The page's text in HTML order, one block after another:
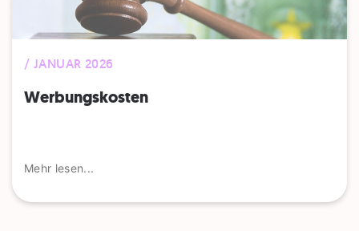
/ JANUAR 2026
Werbungskosten
Mehr lesen...